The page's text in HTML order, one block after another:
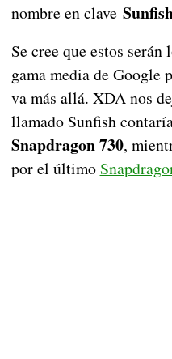
nombre en clave
Se cree que estos
gama media de Google
va más allá. XDA nos
llamado Sunfish
Snapdragon 730,
por el último